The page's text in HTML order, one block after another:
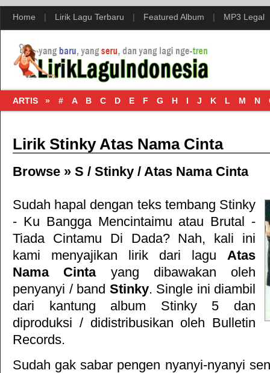
Home | Lirik Lagu Terbaru | Featured Album | MP3 Legal
ARTIS » # A B C D E F G H I J K L M N
Lirik Stinky Atas Nama Cinta
Browse » S / Stinky / Atas Nama Cinta
Sudah hapal dengan teks tembang Stinky
- Ku Bangga Mencintaimu atau Brutal -
Tiada Cintamu Di Dada? Nah, kali ini
kami menyajikan lirik dari lagu Atas
Nama Cintayang dibawakan oleh
penyanyi / band Stinky. Single ini diambil
dari kantung album Stinky 5 dan
diproduksi / didistribusikan oleh Bulletin
Records.
Sudah gak sabar pengen nyanyi-nyanyi